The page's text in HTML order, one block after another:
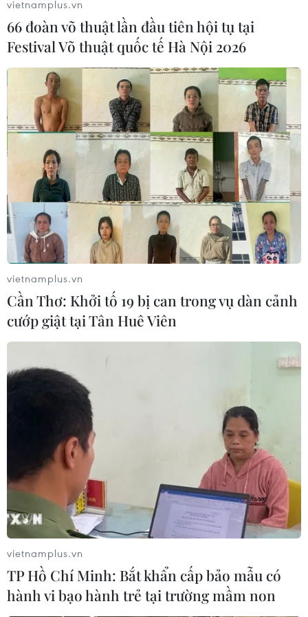
vietnamplus.vn
66 đoàn võ thuật lần đầu tiên hội tụ tại
Festival Võ thuật quốc tế Hà Nội 2026
vietnamplus.vn
Cần Thơ: Khởi tố 19 bị can trong vụ dàn cảnh
cướp giật tại Tân Huê Viên
vietnamplus.vn
TP Hồ Chí Minh: Bắt khẩn cấp bảo mẫu có
hành vi bạo hành trẻ tại trường mầm non